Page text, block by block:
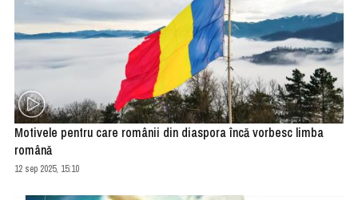
Motivele pentru care românii din diaspora încă vorbesc limba
română
12 sep 2025, 15:10